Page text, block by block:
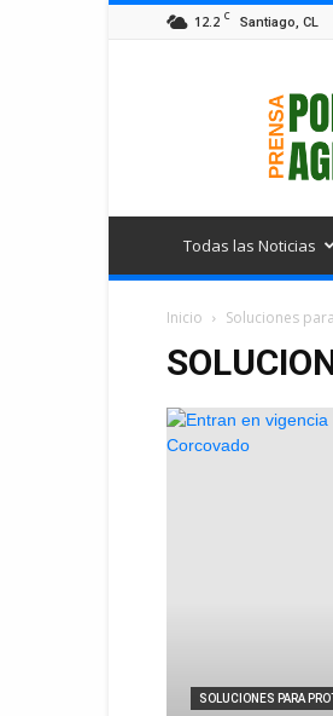
12.2 C Santiago, CL
Todas las Noticias
Inicio Soluciones
SOLUCIONES PARA